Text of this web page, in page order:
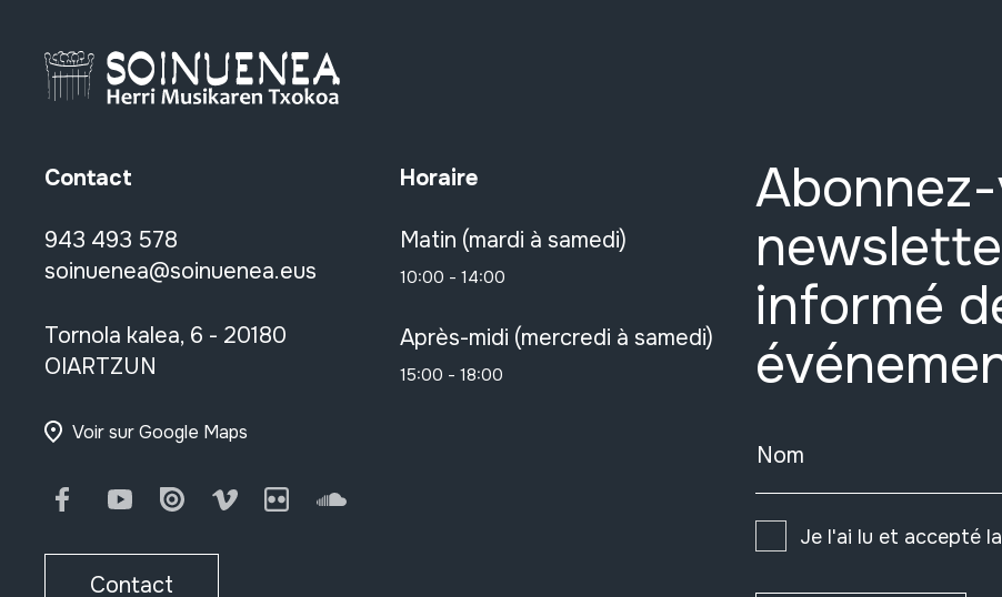
Contact
943 493 578
soinuenea@soinuenea.eus
Tornola kalea, 6 - 20180
OIARTZUN
Voir sur Google Maps
FacebookYoutubeIssuu Vimeo FlickrSoundCloud
Contact
Horaire
Matin (mardi à samedi)
10:00 - 14:00
Après-midi (mercredi à samedi)
15:00 - 18:00
informé
Nom
Je l'ai lu et accepté la